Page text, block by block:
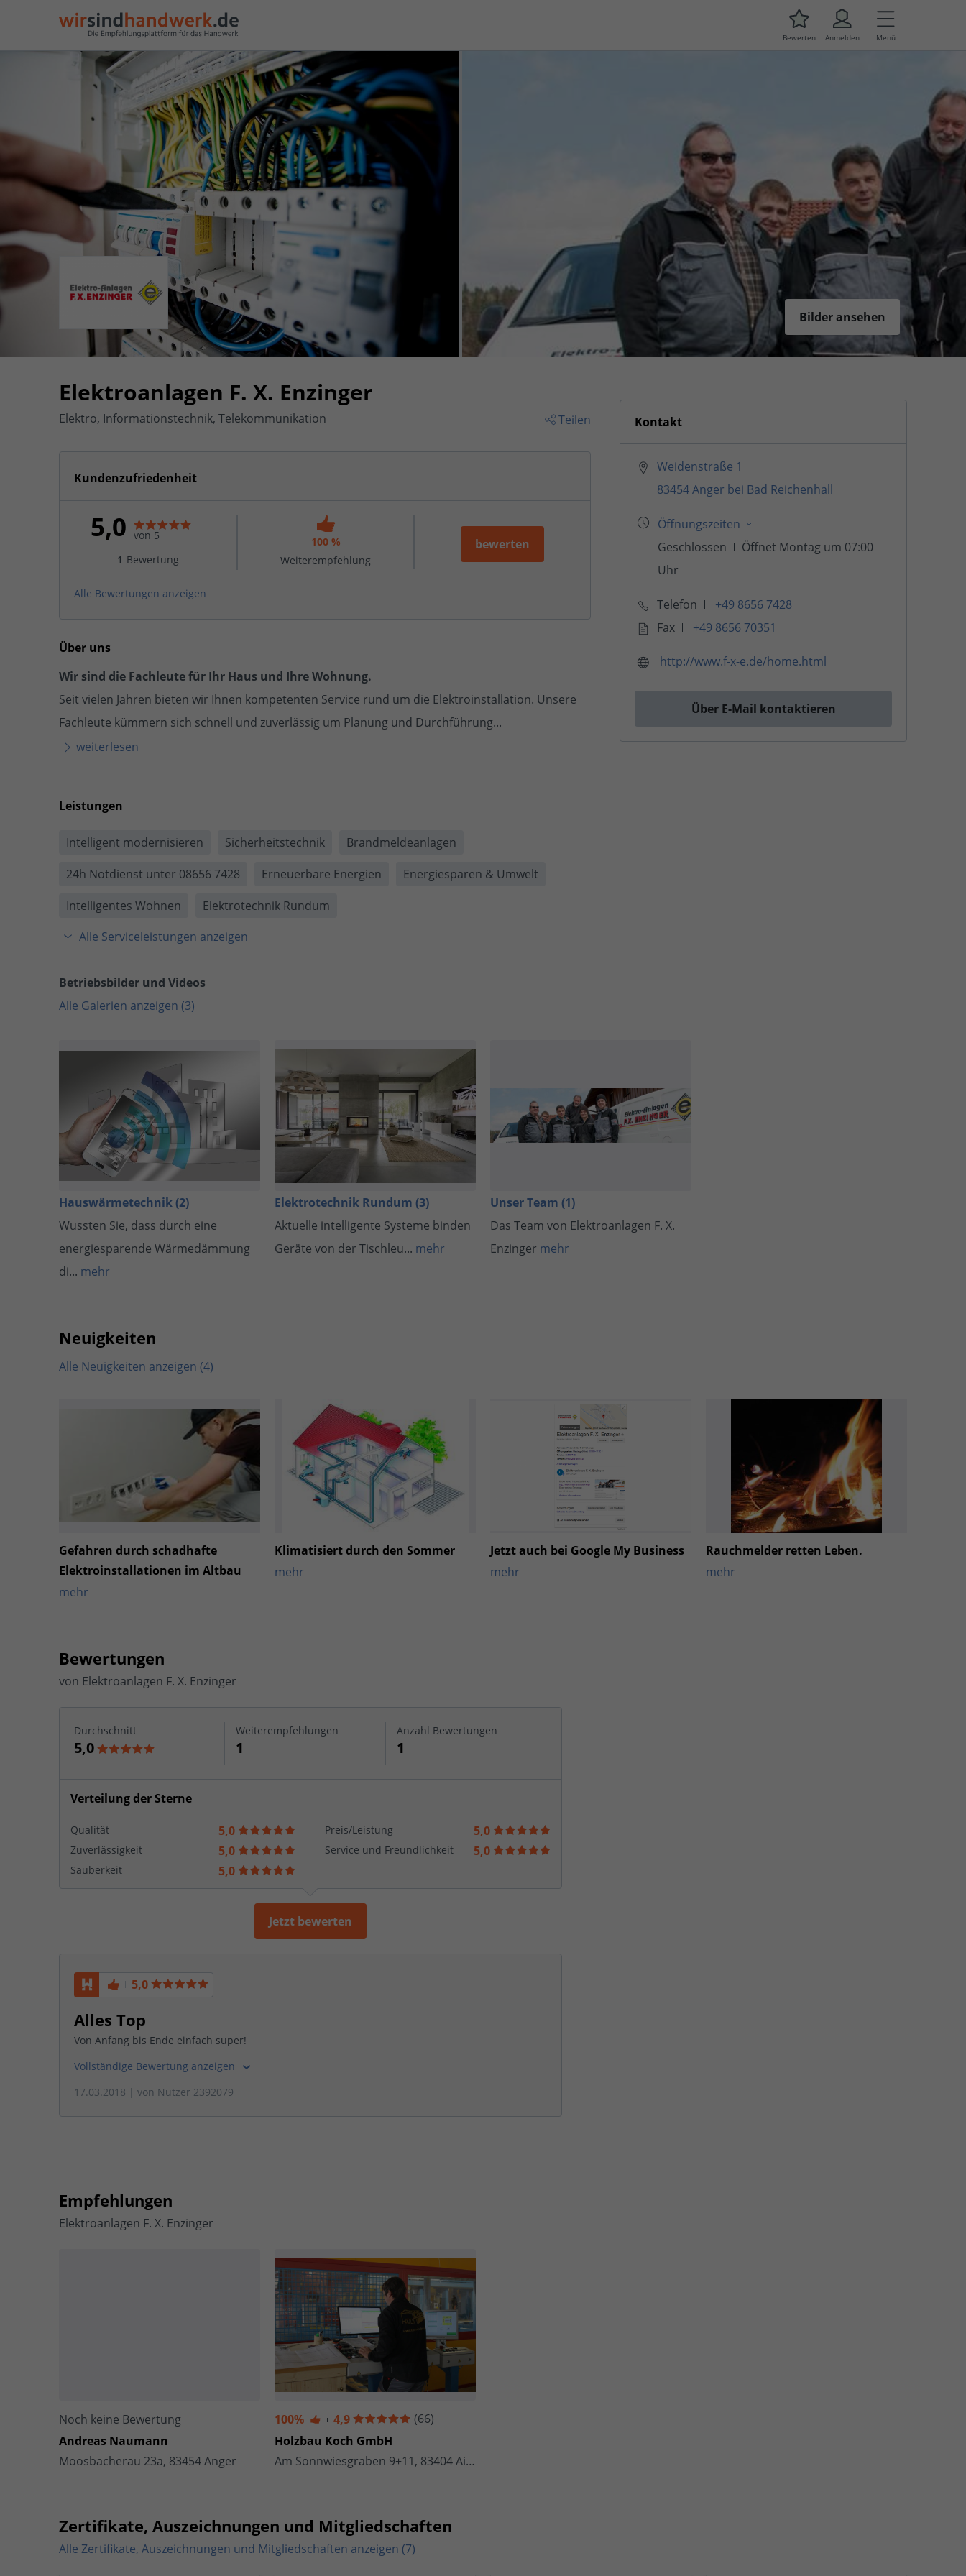
Bewerten Anmelden Menü
Bilder ansehen
Elektroanlagen F. X. Enzinger
Teilen
Elektro, Informationstechnik, Telekommunikation
Kundenzufriedenheit
5,0 von 5
1 Bewertung
100 %
Weiterempfehlung
bewerten
Alle Bewertungen anzeigen
Kontakt
Weidenstraße 1
83454 Anger bei Bad Reichenhall
Telefon
+49 8656 7428
Fax
+49 8656 70351
http://www.f-x-e.de/home.html
Über E-Mail kontaktieren
Über uns
Wir sind die Fachleute für Ihr Haus und Ihre Wohnung.
Seit vielen Jahren bieten wir Ihnen kompetenten Service rund um die Elektroinstallation. Unsere
Fachleute kümmern sich schnell und zuverlässig um Planung und Durchführung...
weiterlesen
Leistungen
Intelligent modernisieren Sicherheitstechnik
Brandmeldeanlagen
24h Notdienst unter 08656 7428
Erneuerbare Energien
Energiesparen & Umwelt
Intelligentes Wohnen
Elektrotechnik Rundum
Alle Serviceleistungen anzeigen
Betriebsbilder und Videos
Alle Galerien anzeigen (3)
Hauswärmetechnik (2)
Wussten Sie, dass durch eine
energiesparende Wärmedämmung
di... mehr
Elektrotechnik Rundum (3)
Aktuelle intelligente Systeme binden
Geräte von der Tischleu... mehr
Unser Team (1)
Das Team von Elektroanlagen F. X.
Enzinger mehr
Neuigkeiten
Alle Neuigkeiten anzeigen (4)
Gefahren durch schadhafte
Elektroinstallationen im Altbau
mehr
Klimatisiert durch den Sommer
mehr
Jetzt auch bei Google My Business
mehr
Rauchmelder retten Leben.
mehr
Bewertungen
von Elektroanlagen F. X. Enzinger
Durchschnitt
5,0
Weiterempfehlungen
1
Anzahl Bewertungen
1
Verteilung der Sterne
Qualität 5,0 Preis/Leistung 5,0
Zuverlässigkeit 5,0 Service und Freundlichkeit 5,0
Sauberkeit 5,0
Jetzt bewerten
5,0
Alles Top
Von Anfang bis Ende einfach super!
Vollständige Bewertung anzeigen
17.03.2018 | von Nutzer 2392079
Empfehlungen
Elektroanlagen F. X. Enzinger
Noch keine Bewertung
Andreas Naumann
Moosbacherau 23a, 83454 Anger
100% 4,9
(66)
Holzbau Koch GmbH
Am Sonnwiesgraben 9+11, 83404 Ainring
Zertifikate, Auszeichnungen und Mitgliedschaften
Alle Zertifikate, Auszeichnungen und Mitgliedschaften anzeigen (7)